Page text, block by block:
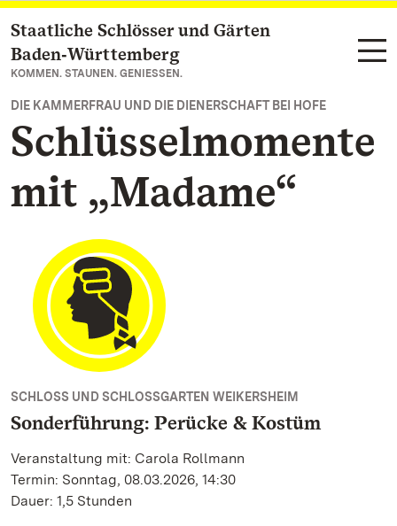
Zum Hauptinhalt springen
Staatliche Schlösser und Gärten
Baden‑Württemberg
KOMMEN. STAUNEN. GENIESSEN.
DIE KAMMERFRAU UND DIE DIENERSCHAFT BEI HOFE
Schlüsselmomente
mit „Madame“
SCHLOSS UND SCHLOSSGARTEN WEIKERSHEIM
Sonderführung: Perücke & Kostüm
Veranstaltung mit: Carola Rollmann
Termin: Sonntag, 08.03.2026, 14:30
Dauer: 1,5 Stunden